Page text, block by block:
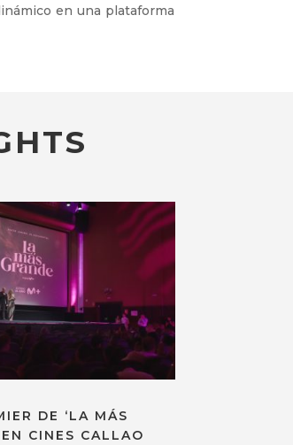
en una plataforma
DE ‘LA MÁS
EN CINES CALLAO